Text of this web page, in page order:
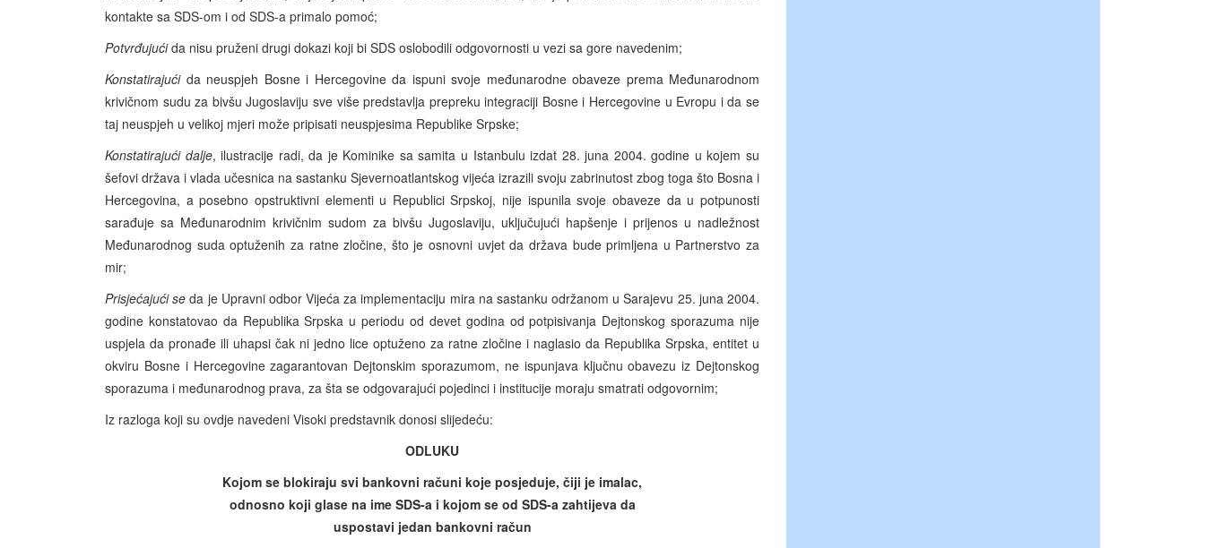
kontakte sa SDS-om i od SDS-a primalo pomoć;
Potvrđujućida nisu pruženi drugi dokazi koji bi SDS oslobodili odgovornosti u vezi sa gore navedenim;
Konstatirajućida neuspjeh Bosne i Hercegovine da ispuni svoje međunarodne obaveze prema Međunarodnom
krivičnom sudu za bivšu Jugoslaviju sve više predstavlja prepreku integraciji Bosne i Hercegovine u Evropu i da se
taj neuspjeh u velikoj mjeri može pripisati neuspjesima Republike Srpske;
Konstatirajući dalje, ilustracije radi, da je Kominike sa samita u Istanbulu izdat 28. juna 2004. godine u kojem su
šefovi država i vlada učesnica na sastanku Sjevernoatlantskog vijeća izrazili svoju zabrinutost zbog toga što Bosna i
Hercegovina, a posebno opstruktivni elementi u Republici Srpskoj, nije ispunila svoje obaveze da u potpunosti
sarađuje sa Međunarodnim krivičnim sudom za bivšu Jugoslaviju, uključujući hapšenje i prijenos u nadležnost
Međunarodnog suda optuženih za ratne zločine, što je osnovni uvjet da država bude primljena u Partnerstvo za
mir;
Prisjećajući se da je Upravni odbor Vijeća za implementaciju mira na sastanku održanom u Sarajevu 25. juna 2004.
godine konstatovao da Republika Srpska u periodu od devet godina od potpisivanja Dejtonskog sporazuma nije
uspjela da pronađe ili uhapsi čak ni jedno lice optuženo za ratne zločine i naglasio da Republika Srpska, entitet u
okviru Bosne i Hercegovine zagarantovan Dejtonskim sporazumom, ne ispunjava ključnu obavezu iz Dejtonskog
sporazuma i međunarodnog prava, za šta se odgovarajući pojedinci i institucije moraju smatrati odgovornim;
Iz razloga koji su ovdje navedeni Visoki predstavnik donosi slijedeću:
ODLUKU
Kojom se blokiraju svi bankovni računi koje posjeduje, čiji je imalac,
odnosno koji glase na ime SDS-a i kojom se od SDS-a zahtijeva da
uspostavi jedan bankovni račun